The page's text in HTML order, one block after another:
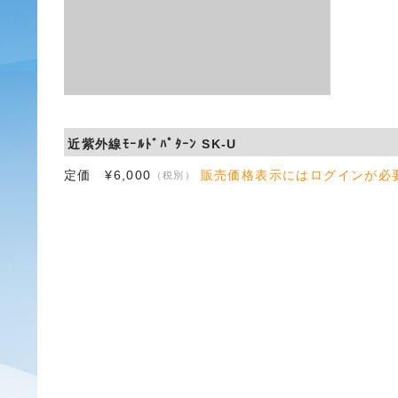
近紫外線ﾓｰﾙﾄﾞﾊﾟﾀｰﾝ SK-U
定価 ¥6,000 （税別） 販売価格表示にはログインが必